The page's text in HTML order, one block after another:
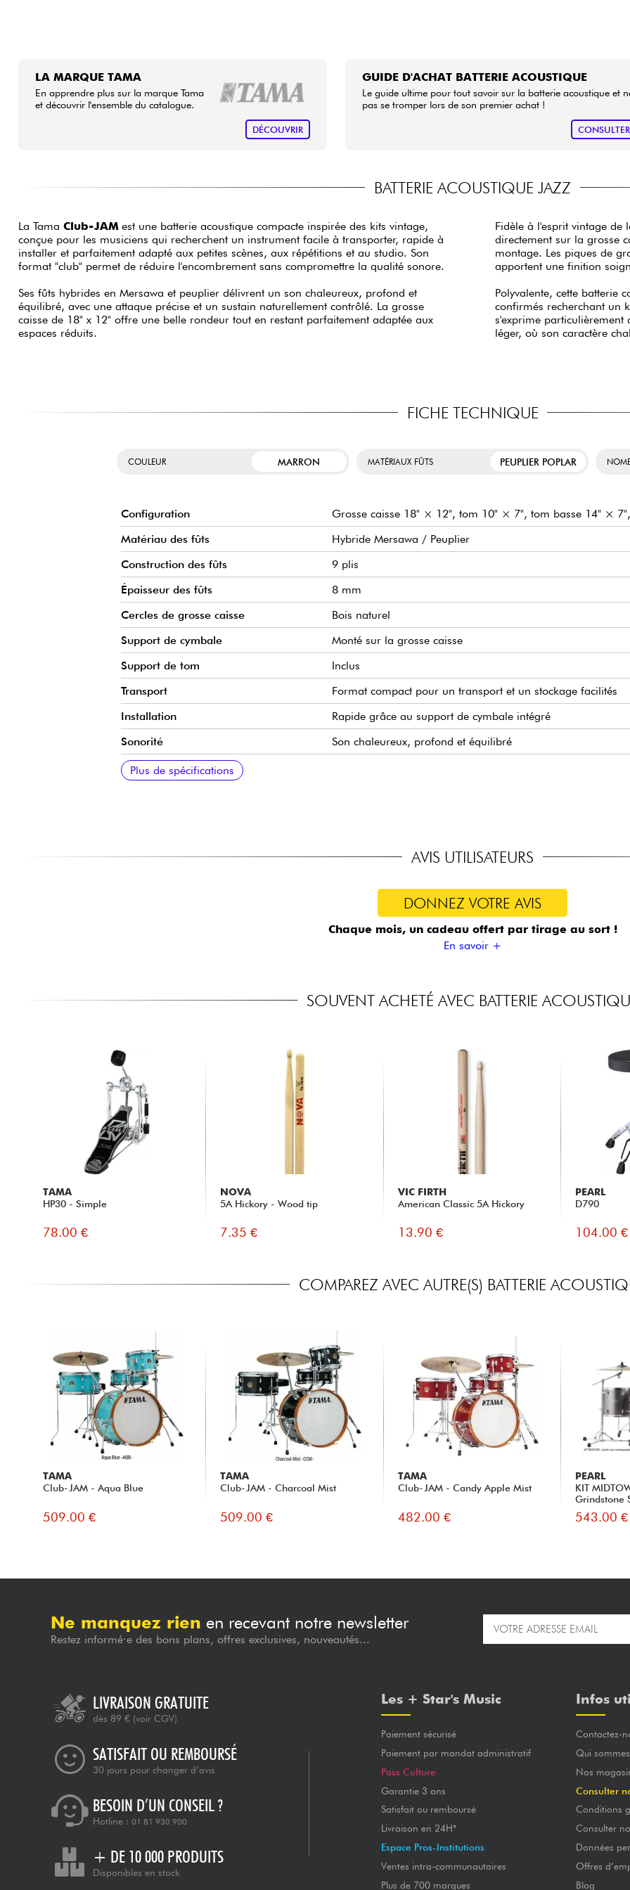
LA MARQUE TAMA
En apprendre plus sur la marque Tama
et découvrir l'ensemble du catalogue.
DÉCOUVRIR
GUIDE D'ACHAT BATTERIE ACOUSTIQUE
Le guide ultime pour tout savoir sur la batterie acoustique et
pas se tromper lors de son premier achat !
CONSULTER
BATTERIE ACOUSTIQUE JAZZ
La Tama Club-JAMest une batterie acoustique compacte inspirée des kits vintage,
conçue pour les musiciens qui recherchent un instrument facile à transporter, rapide à
installer et parfaitement adapté aux petites scènes, aux répétitions et au studio. Son
format "club" permet de réduire l'encombrement sans compromettre la qualité sonore.
Ses fûts hybrides en Mersawa et peuplier délivrent un son chaleureux, profond et
équilibré, avec une attaque précise et un sustain naturellement contrôlé. La grosse
caisse de 18" x 12" offre une belle rondeur tout en restant parfaitement adaptée aux
espaces réduits.
Fidèle à l'esprit vintage
directement sur la grosse
montage. Les piques de
apportent une finition
Polyvalente, cette batterie
confirmés recherchant un
s'exprime
léger, où son caractère
FICHE TECHNIQUE
COULEUR MARRON MATÉRIAUX FÛTS PEUPLIER POPLAR
Configuration
Grosse caisse 18" × 12", tom 10" × 7", tom basse 14" ×
Matériau des fûts
Hybride Mersawa / Peuplier
Construction des fûts
9 plis
Épaisseur des fûts
8 mm
Cercles de grosse caisse
Bois naturel
Support de cymbale
Monté sur la grosse caisse
Support de tom
Inclus
Transport
Format compact pour un transport et un stockage facilités
Installation
Rapide grâce au support de cymbale intégré
Sonorité
Son chaleureux, profond et équilibré
Applications
Housses compatibles
Livrée avec
Non inclus
Plus de spécifications
AVIS UTILISATEURS
DONNEZ VOTRE AVIS
Chaque mois, un cadeau offert par tirage au sort !
En savoir +
SOUVENT ACHETÉ AVEC BATTERIE
TAMA
HP30 - Simple
78.00 €
NOVA
5A Hickory - Wood tip
7.35 €
VIC FIRTH
American Classic 5A Hickory
13.90 €
PEARL
D790
104.00 €
COMPAREZ AVEC AUTRE(S) BATTERIE
TAMA
Club-JAM - Aqua Blue
509.00 €
TAMA
Club-JAM - Charcoal Mist
509.00 €
TAMA
Club-JAM - Candy Apple Mist
482.00 €
PEARL
KIT
Grindstone
543.00 €
Ne manquez rien en recevant notre newsletter
Restez informé·e des bons plans, offres exclusives, nouveautés...
LIVRAISON GRATUITE
dès 89 € (voir CGV)
SATISFAIT OU REMBOURSÉ
30 jours pour changer d’avis
BESOIN D’UN CONSEIL ?
Hotline : 01 81 930 900
+ DE 10 000 PRODUITS
Disponibles en stock
Les + Star's Music
Paiement sécurisé
Paiement par mandat administratif
Pass Culture
Garantie 3 ans
Satisfait ou remboursé
Livraison en 24H*
Espace Pros-Institutions
Ventes intra-communautaires
Plus de 700 marques
Infos
Contactez-
Qui
Nos
Consulter
Conditions
Consulter
Données
Offres
Blog